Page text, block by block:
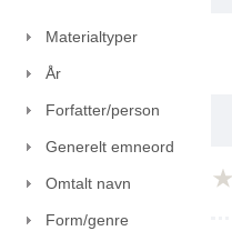
Materialtyper
År
Forfatter/person
Generelt emneord
Omtalt navn
Form/genre